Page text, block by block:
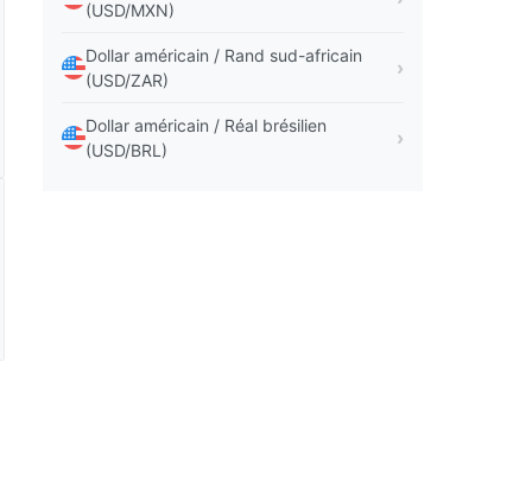
(USD/MXN)
Dollar américain / Rand sud-africain
(USD/ZAR)
Dollar américain / Réal brésilien
(USD/BRL)